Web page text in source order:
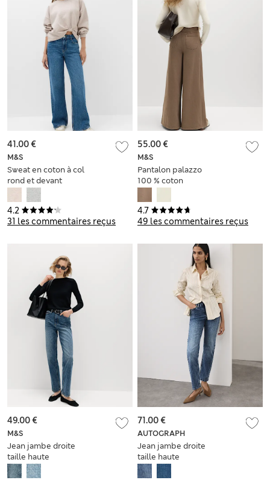
4.2
31 les commentaires reçus
M&S
Sweat en coton à col
rond et devant
41.00 €
4.7
49 les commentaires reçus
M&S
Pantalon palazzo
100 % coton
55.00 €
M&S
Jean jambe droite
taille haute
49.00 €
AUTOGRAPH
Jean jambe droite
taille haute
71.00 €